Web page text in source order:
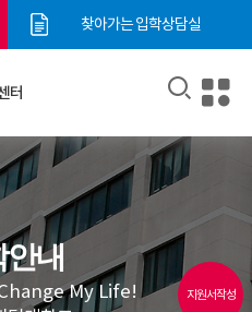
찾아가는 입학상담실
터
내
My Life!
지원서작성